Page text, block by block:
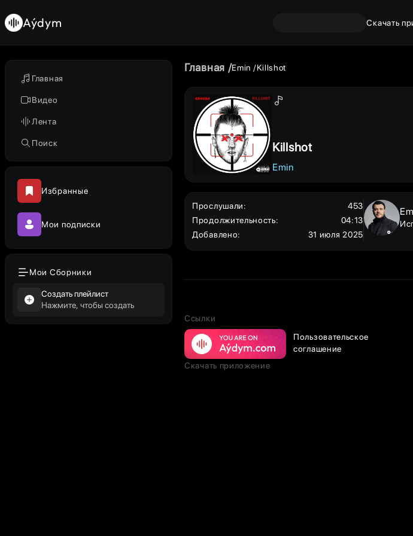
Главная
Видео
Лента
Поиск
Избранные
Мои подписки
Мои Сборники
Создать плейлист
Нажмите, чтобы создать
Aýdym Скачать
Главная Emin Killshot
Killshot
Emin
Прослушали:
453
Продолжительность:
04:13
Добавлено: 31 июля 2025
Ссылки
Пользовательское
соглашение
Скачать приложение